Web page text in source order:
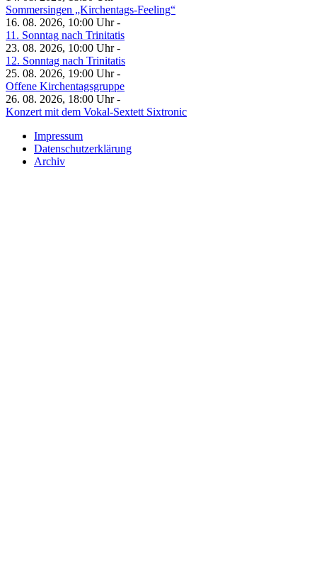
Sommersingen „Kirchentags-Feeling“
16. 08. 2026, 10:00 Uhr -
11. Sonntag nach Trinitatis
23. 08. 2026, 10:00 Uhr -
12. Sonntag nach Trinitatis
25. 08. 2026, 19:00 Uhr -
Offene Kirchentagsgruppe
26. 08. 2026, 18:00 Uhr -
Konzert mit dem Vokal-Sextett Sixtronic
Impressum
Datenschutzerklärung
Archiv